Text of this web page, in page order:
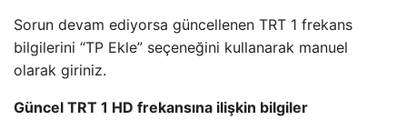
Sorun devam ediyorsa güncellenen TRT 1 frekans
bilgilerini “TP Ekle” seçeneğini kullanarak manuel
olarak giriniz.
Güncel TRT 1 HD frekansına ilişkin bilgiler